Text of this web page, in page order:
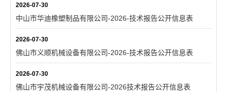
2026-07-30
中山市华迪橡塑制品有限公司-2026-技术报告公开信息表
2026-07-30
佛山市义顺机械设备有限公司-2026-技术报告公开信息表
2026-07-30
佛山市宇茂机械设备有限公司-2026技术报告公开信息表